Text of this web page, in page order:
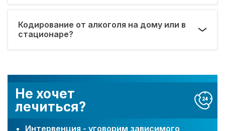
Не хочет
лечиться?
Интервенция - уговорим зависимого
Кодирование от алкоголя на дому или в
стационаре?